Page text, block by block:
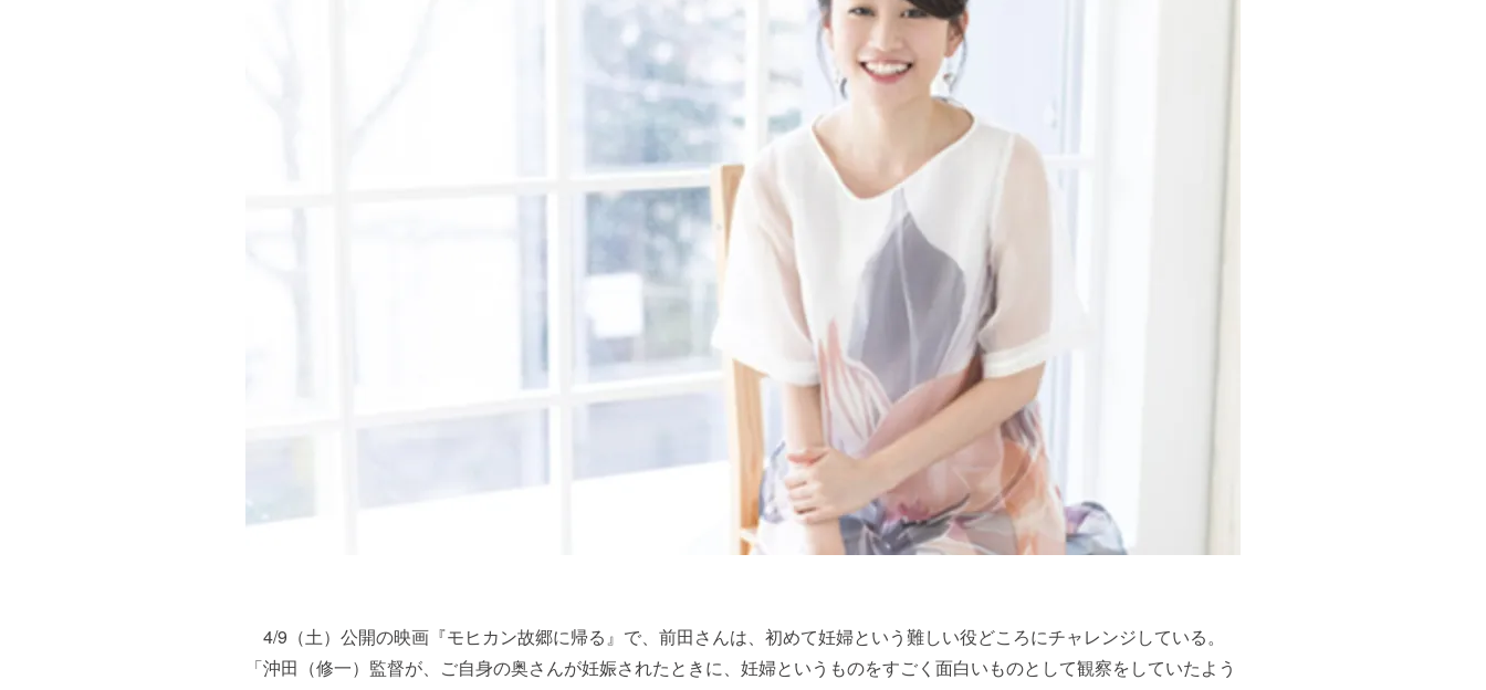
4/9（土）公開の映画『モヒカン故郷に帰る』で、前田さんは、初めて妊婦という難しい役どころにチャレンジしている。
「沖田（修一）監督が、ご自身の奥さんが妊娠されたときに、妊婦というものをすごく面白いものとして観察をしていたよう